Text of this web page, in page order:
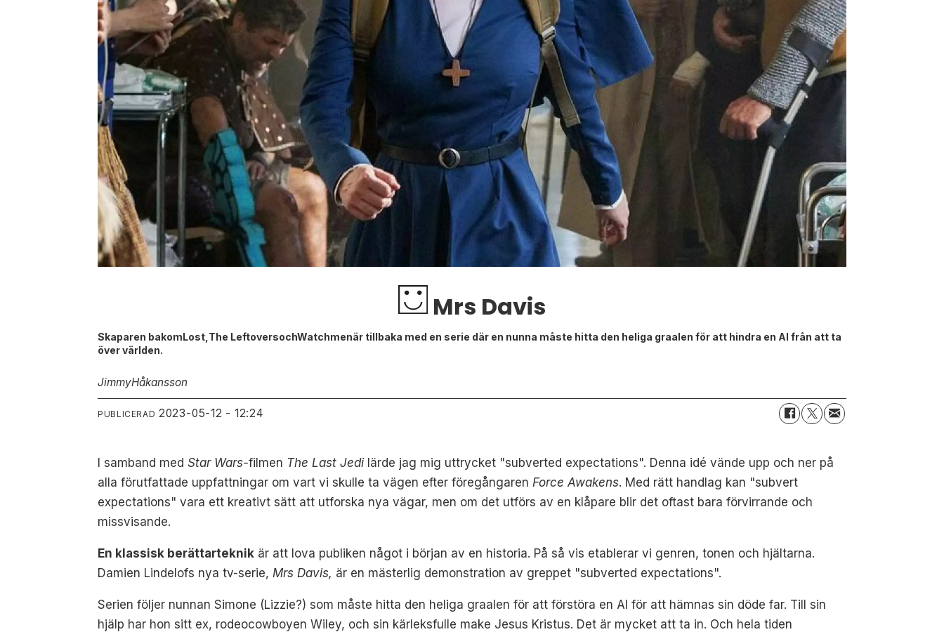
Mrs Davis
Skaparen bakomLost,The LeftoversochWatchmenär tillbaka med en serie där en nunna måste hitta den heliga graalen för att hindra en AI från att ta
över världen.
JimmyHåkansson
PUBLICERAD 2023-05-12 - 12:24
I samband medStar Wars-filmen The Last Jedilärde jag mig uttrycket "subverted expectations". Denna idé vände upp och ner på
alla förutfattade uppfattningar om vart vi skulle ta vägen efter föregångaren Force Awakens. Med rätt handlag kan "subvert
expectations" vara ett kreativt sätt att utforska nya vägar, men om det utförs av en klåpare blir det oftast bara förvirrande och
missvisande.
En klassisk berättarteknik är att lova publiken något i början av en historia. På så vis etablerar vi genren, tonen och hjältarna.
Damien Lindelofs nya tv-serie, Mrs Davis, är en mästerlig demonstration av greppet "subverted expectations".
Serien följer nunnan Simone (Lizzie?) som måste hitta den heliga graalen för att förstöra en AI för att hämnas sin döde far. Till sin
hjälp har hon sitt ex, rodeocowboyen Wiley, och sin kärleksfulle make Jesus Kristus. Det är mycket att ta in. Och hela tiden